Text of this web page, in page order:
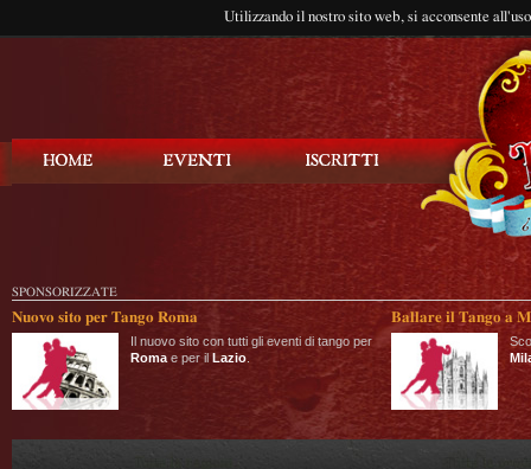
Utilizzando il nostro sito web, si acconsente
SPONSORIZZATE
Nuovo sito per Tango Roma
Il nuovo sito con tutti gli eventi di tango per
Roma e per il Lazio
Ballare il Tango a